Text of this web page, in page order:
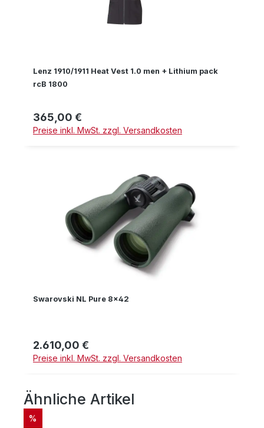
Lenz 1910/1911 Heat Vest 1.0 men + Lithium pack
rcB 1800
Regulärer Preis:
365,00 €
Preise inkl. MwSt. zzgl. Versandkosten
Swarovski NL Pure 8x42
Regulärer Preis:
2.610,00 €
Preise inkl. MwSt. zzgl. Versandkosten
Produktgalerie überspringen
Ähnliche Artikel
RABATT
%